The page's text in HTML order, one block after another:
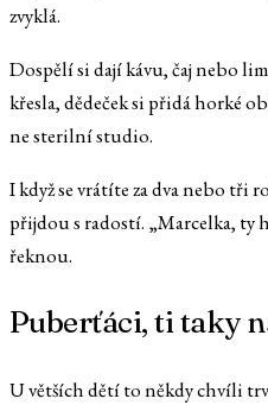
zvyklá.
Dospělí si dají kávu, čaj nebo
křesla, dědeček si přidá horké
ne sterilní studio.
I když se vrátíte za dva nebo tři
přijdou s radostí. „Marcelka, ty
řeknou.
Puberťáci, ti taky
U větších dětí to někdy chvíli